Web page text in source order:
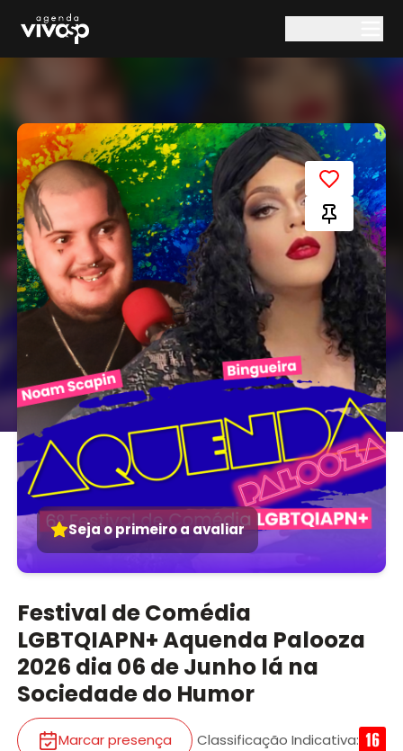
Seja o primeiro a avaliar
Festival de Comédia
LGBTQIAPN+ Aquenda Palooza
2026 dia 06 de Junho lá na
Sociedade do Humor
Marcar presença Classificação Indicativa: